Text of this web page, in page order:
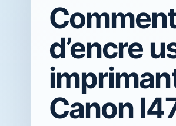
d’encre
Canon